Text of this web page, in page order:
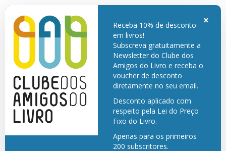
livro. Exclusivo para membros do Clube dos Amigos do Livro.
×
Receba 10% de desconto
em livros!
Subscreva gratuitamente a
Newsletter do Clube dos
Amigos do Livro e receba o
voucher de desconto
diretamente no seu email.
Desconto aplicado com
respeito pela Lei do Preço
Fixo do Livro.
Apenas para os primeiros
200 subscritores.